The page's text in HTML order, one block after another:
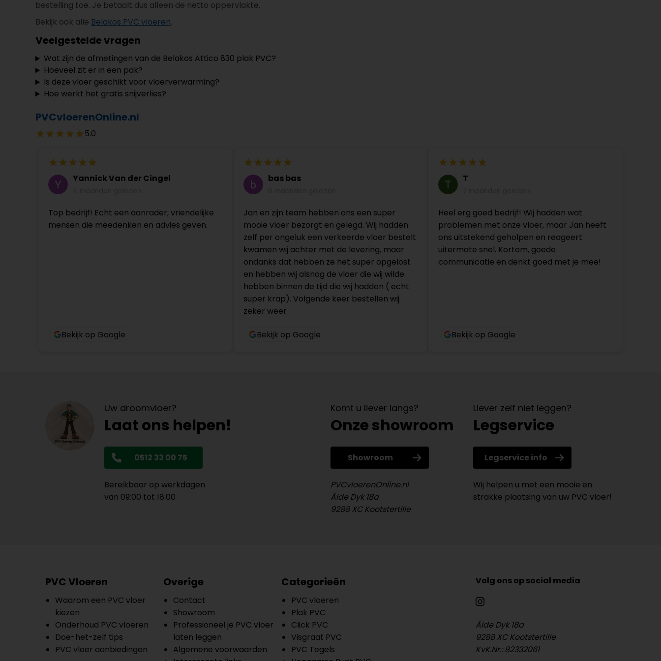
bestelling toe. Je betaalt dus alleen de netto oppervlakte.
Bekijk ook alle Belakos PVC vloeren.
Veelgestelde vragen
Wat zijn de afmetingen van de Belakos Attico 830 plak PVC?
Hoeveel zit er in een pak?
Is deze vloer geschikt voor vloerverwarming?
Hoe werkt het gratis snijverlies?
PVCvloerenOnline.nl
5.0
Yannick Van der Cingel
Top bedrijf! Echt een aanrader, vriendelijke
mensen die meedenken en advies geven.
Bekijk op Google
bas bas
Jan en zijn team hebben ons een super
mooie vloer bezorgt en gelegd. Wij hadden
zelf per ongeluk een verkeerde vloer bestelt
kwamen wij achter met de levering, maar
ondanks dat hebben ze het super opgelost
en hebben wij alsnog de vloer die wij wilde
hebben binnen de tijd die wij hadden ( echt
super krap). Volgende keer bestellen wij
zeker weer
Bekijk op Google
T
Heel erg goed bedrijf! Wij hadden wat
problemen met onze vloer, maar Jan heeft
ons uitstekend geholpen en reageert
uitermate snel. Kortom, goede
communicatie en denkt goed met je mee!
Bekijk op Google
Uw droomvloer?
Laat ons helpen!
0512 33 00 75
Bereikbaar op werkdagen
van 09:00 tot 18:00
Komt u liever langs?
Onze showroom
Showroom
PVCvloerenOnline.nl
Âlde Dyk 18a
9288 XC Kootstertille
Liever zelf niet leggen?
Legservice
Legservice info
Wij helpen u met een mooie en
strakke plaatsing van uw PVC vloer!
PVC Vloeren
Waarom een PVC vloer
kiezen
Onderhoud PVC vloeren
Doe-het-zelf tips
PVC vloer aanbiedingen
Overige
Contact
Showroom
Professioneel je PVC vloer
laten leggen
Algemene voorwaarden
Categorieën
PVC vloeren
Plak PVC
Click PVC
Visgraat PVC
PVC Tegels
Volg ons op social media
Âlde Dyk 18a
9288 XC Kootstertille
KvK.Nr.: 82332061